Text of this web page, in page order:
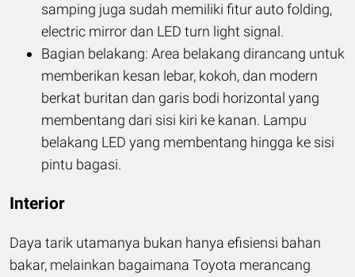
samping juga sudah memiliki fitur auto folding,
electric mirror dan LED turn light signal.
Bagian belakang: Area belakang dirancang untuk
memberikan kesan lebar, kokoh, dan modern
berkat buritan dan garis bodi horizontal yang
membentang dari sisi kiri ke kanan. Lampu
belakang LED yang membentang hingga ke sisi
pintu bagasi.
Interior
Daya tarik utamanya bukan hanya efisiensi bahan
bakar, melainkan bagaimana Toyota merancang